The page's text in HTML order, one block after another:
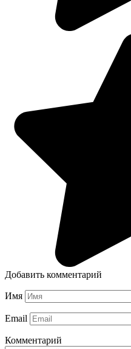
Добавить комментарий
Имя
Email
Комментарий